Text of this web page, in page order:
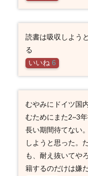
読書は吸収しよう
る
いいね 6
むやみにドイツ国
むためにまた2~3
長い期間待てない
しようと思った。
も、耐え抜いてや
籍するのだけは嫌